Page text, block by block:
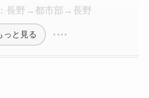
長野→都市部→長野
っと見る